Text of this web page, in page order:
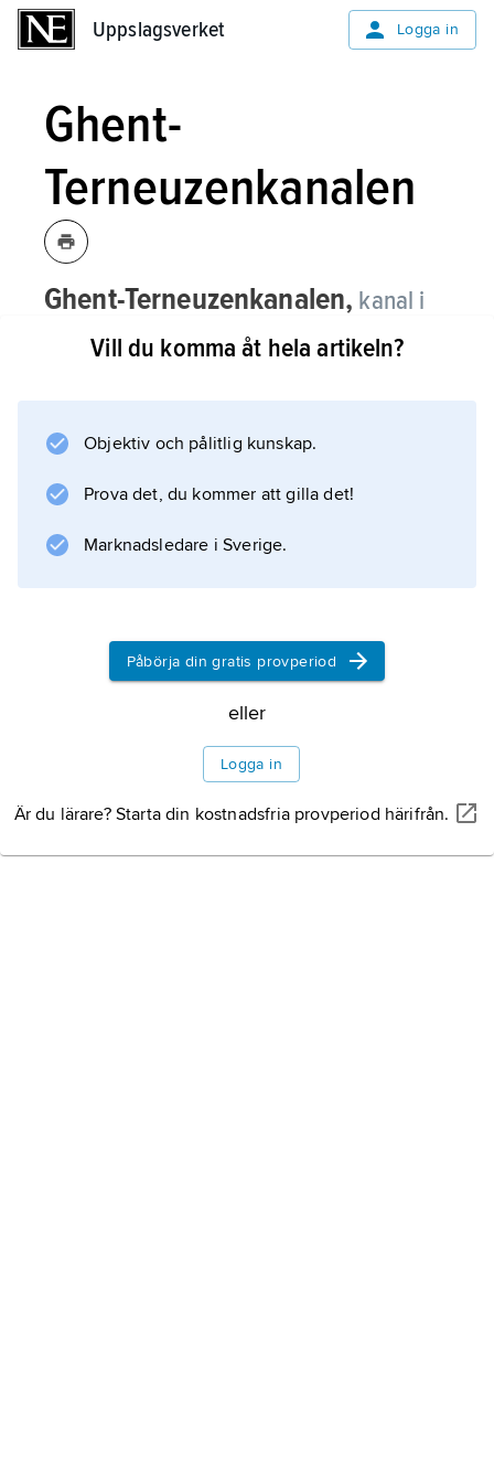
Uppslagsverket Logga in
Ghent-
Terneuzenkanalen
Ghent-Terneuzenkanalen, kanal i
sydvästra Nederländerna; för
belägenhet se landskarta
Vill du komma åt hela artikeln?
Objektiv och pålitlig kunskap.
Prova det, du kommer att gilla det!
Marknadsledare i Sverige.
Påbörja din gratis provperiod
eller
Logga in
Är du lärare? Starta din kostnadsfria provperiod härifrån.